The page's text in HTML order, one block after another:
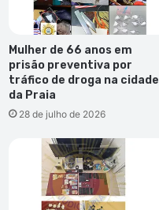
Mulher de 66 anos em
prisão preventiva por
tráfico de droga na cidade
da Praia
28 de julho de 2026